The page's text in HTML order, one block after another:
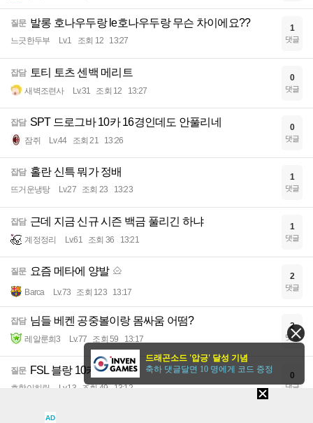
질문 발롱 호나우두랑 le호나우두랑 무슨 차이에요??
느긋한두부 Lv.1 조회 12 13:27
1
댓글
잡담 토티 토츠 센백 메리트
새벽조련사 Lv.31 조회 12 13:27
0
댓글
잡담 SPT 드로그바 10카 16경인데도 안풀리네
잠쥐 Lv.44 조회 21 13:26
0
댓글
잡담 홀란 신특 뭐가 정배
뜨거운냉탕 Lv.27 조회 23 13:23
1
댓글
잡담 근데 지금 신규 시즌 백금 풀리긴 하냐
계정정리 Lv.61 조회 36 13:21
1
댓글
질문 요즘 메타에 양발
Barca Lv.73 조회 123 13:17
2
댓글
잡담 님들 베켄 공중볼이랑 몸싸움 어떰?
레알룬희3 Lv.77 조회 59 13:17
2
댓글
질문 FSL 블랑 10카
호항이히릴 Lv.13 조회 49 13:12
0
댓글
ac밀란 체감 능력치 대비 좋은선수 알려드립니다.
AD
드래곤소드 '압긍' 달성 기념
축하 댓글달면 10 명에게 코드 증정